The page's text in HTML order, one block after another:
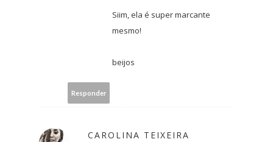
Siim, ela é super marcante
mesmo!
beijos
Responder
CAROLINA TEIXEIRA